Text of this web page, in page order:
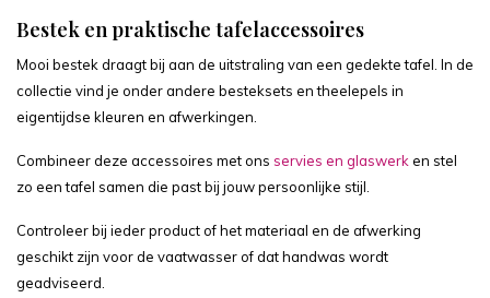
Bestek en praktische tafelaccessoires
Mooi bestek draagt bij aan de uitstraling van een gedekte tafel. In de
collectie vind je onder andere besteksets en theelepels in
eigentijdse kleuren en afwerkingen.
Combineer deze accessoires met ons servies en glaswerk en stel
zo een tafel samen die past bij jouw persoonlijke stijl.
Controleer bij ieder product of het materiaal en de afwerking
geschikt zijn voor de vaatwasser of dat handwas wordt
geadviseerd.